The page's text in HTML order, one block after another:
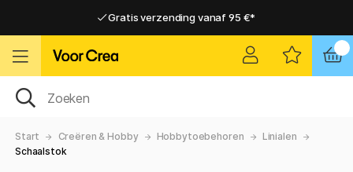
Gratis verzending vanaf 95 €*
Gratis verzending vanaf 95 €*
Start Creëren & Hobby Hobbytoebehoren
Linialen
Schaalstok